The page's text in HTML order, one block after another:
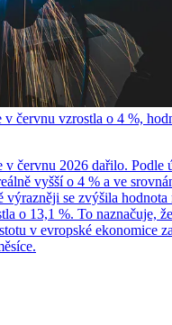
červnu vzrostla o 4 %,
v červnu 2026 dařilo. Podle
vyšší o 4 % a ve
výrazněji se zvýšila
o 13,1 %. To naznačuje,
v evropské ekonomice